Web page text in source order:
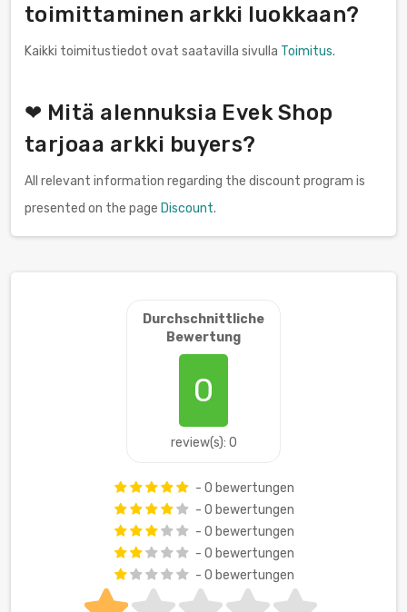
toimittaminen arkki luokkaan?
Kaikki toimitustiedot ovat saatavilla sivulla Toimitus.
❤ Mitä alennuksia Evek Shop
tarjoaa arkki buyers?
All relevant information regarding the discount program is
presented on the page Discount.
Durchschnittliche
Bewertung
0
review(s): 0
- 0 bewertungen
- 0 bewertungen
- 0 bewertungen
- 0 bewertungen
- 0 bewertungen